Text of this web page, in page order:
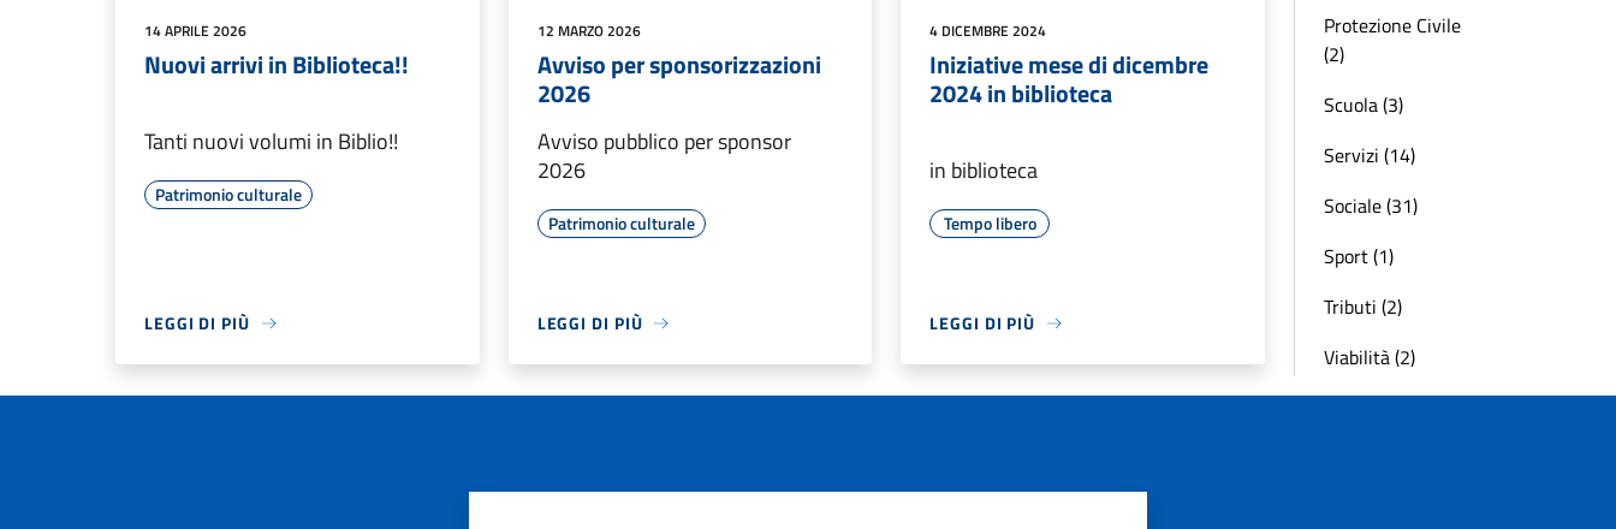
14 APRILE 2026
Nuovi arrivi in Biblioteca!!
Tanti nuovi volumi in Biblio!!
Patrimonio culturale
LEGGI DI PIÙ
12 MARZO 2026
Avviso per sponsorizzazioni
2026
Avviso pubblico per sponsor
2026
Patrimonio culturale
LEGGI DI PIÙ
4 DICEMBRE 2024
Iniziative mese di dicembre
2024 in biblioteca
in biblioteca
Tempo libero
LEGGI DI PIÙ
Protezione Civile
(2)
Scuola (3)
Servizi (14)
Sociale (31)
Sport (1)
Tributi (2)
Viabilità (2)